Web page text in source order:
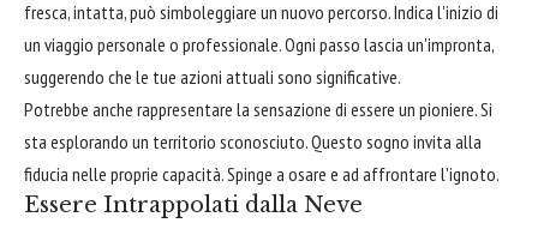
fresca, intatta, può simboleggiare un nuovo percorso. Indica l'inizio di
un viaggio personale o professionale. Ogni passo lascia un'impronta,
suggerendo che le tue azioni attuali sono significative.
Potrebbe anche rappresentare la sensazione di essere un pioniere. Si
sta esplorando un territorio sconosciuto. Questo sogno invita alla
fiducia nelle proprie capacità. Spinge a osare e ad affrontare l'ignoto.
Essere Intrappolati dalla Neve